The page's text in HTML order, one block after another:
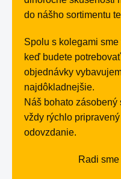
do nášho sortimentu
Spolu s kolegami
keď budete
objednávky
najdôkladnejšie.
Náš bohato
vždy rýchlo
odovzdanie.
Radi